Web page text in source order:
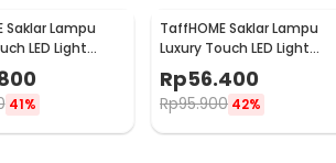
Saklar Lampu
LED Light
- AO-001
41%
TaffHOME Saklar Lampu
Luxury Touch LED Light
Panel 2 Gang - AO-001
Rp56.400
Rp95.900 42%